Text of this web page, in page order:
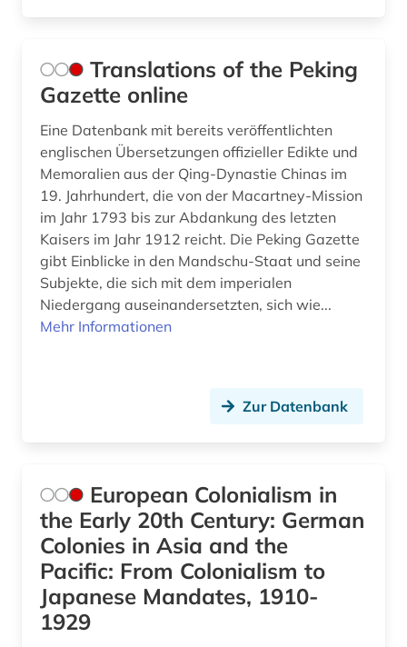
Translations of the Peking
Gazette online
Eine Datenbank mit bereits veröffentlichten
englischen Übersetzungen offizieller Edikte und
Memoralien aus der Qing-Dynastie Chinas im
19. Jahrhundert, die von der Macartney-Mission
im Jahr 1793 bis zur Abdankung des letzten
Kaisers im Jahr 1912 reicht. Die Peking Gazette
gibt Einblicke in den Mandschu-Staat und seine
Subjekte, die sich mit dem imperialen
Niedergang auseinandersetzten, sich wie...
Mehr Informationen
Zur Datenbank
European Colonialism in
the Early 20th Century: German
Colonies in Asia and the
Pacific: From Colonialism to
Japanese Mandates, 1910-
1929